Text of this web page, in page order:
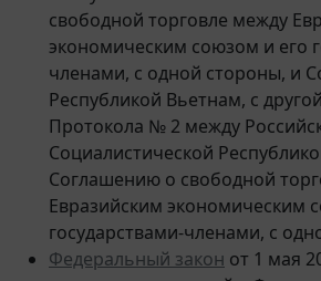
экономическим союзом и его
членами, с одной стороны, и
Республикой Вьетнам, с
Протокола № 2 между
Социалистической
Соглашению о свободной
Евразийским экономическим
государствами-членами, с
Федеральный законот 1 мая
внесении изменений в